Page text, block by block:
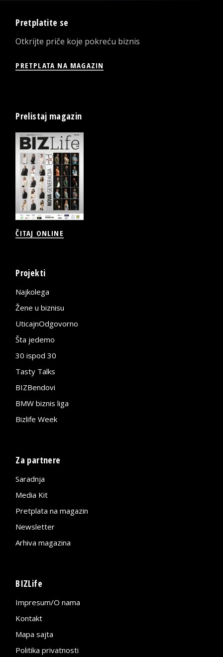
Pretplatite se
Otkrijte priče koje pokreću biznis
PRETPLATA NA MAGAZIN
Prelistaj magazin
ČITAJ ONLINE
Projekti
Najkolega
Žene u biznisu
UticajnOdgovorno
Šta jedemo
30 ispod 30
Tasty Talks
BIZBendovi
BMW biznis liga
Bizlife Week
Za partnere
Saradnja
Media Kit
Pretplata na magazin
Newsletter
Arhiva magazina
BIZLife
Impresum/O nama
Kontakt
Mapa sajta
Politika privatnosti